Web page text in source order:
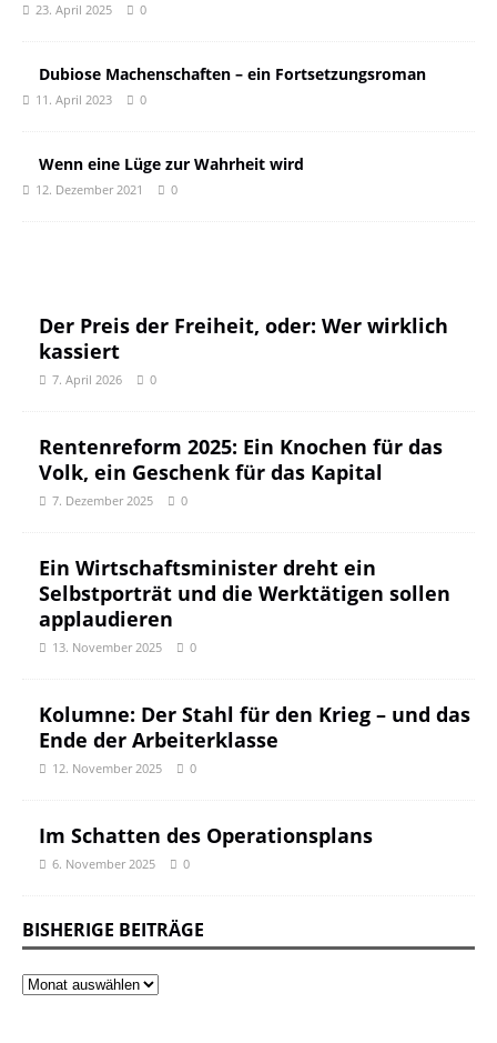
23. April 2025 0
Dubiose Machenschaften – ein Fortsetzungsroman
11. April 2023 0
Wenn eine Lüge zur Wahrheit wird
12. Dezember 2021 0
Der Preis der Freiheit, oder: Wer wirklich
kassiert
7. April 2026 0
Rentenreform 2025: Ein Knochen für das
Volk, ein Geschenk für das Kapital
7. Dezember 2025 0
Ein Wirtschaftsminister dreht ein
Selbstporträt und die Werktätigen sollen
applaudieren
13. November 2025 0
Kolumne: Der Stahl für den Krieg – und das
Ende der Arbeiterklasse
12. November 2025 0
Im Schatten des Operationsplans
6. November 2025 0
BISHERIGE BEITRÄGE